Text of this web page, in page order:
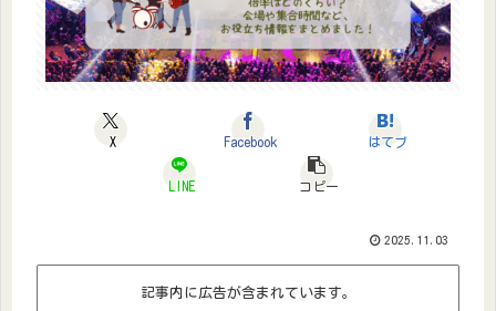
X Facebook はてブ
LINE コピー
2025.11.03
記事内に広告が含まれています。